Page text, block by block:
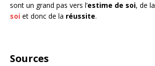
sont un grand pas vers l’estime de soi, de la
soi et donc de la réussite.
Sources